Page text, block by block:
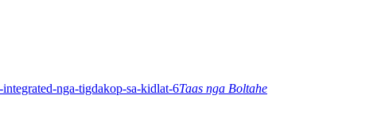
Taas nga Boltahe